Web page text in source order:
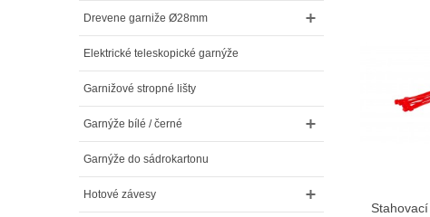
Drevene garniže Ø28mm
Elektrické teleskopické garnýže
Garnižové stropné lišty
Garnýže bílé / černé
Garnýže do sádrokartonu
Hotové závesy